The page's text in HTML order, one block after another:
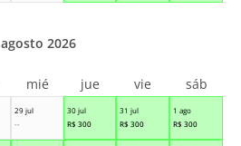
29 jul
--
30 jul
R$ 300
31 jul
R$ 300
1 ago
R$ 300
agosto 2026
mié jue vie sáb